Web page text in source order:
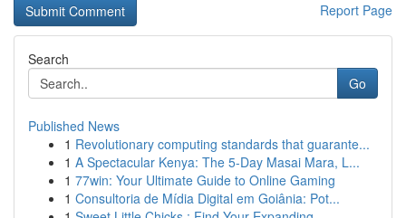
Report Page
Search
Go
Published News
1 Revolutionary computing standards that guarante...
1 A Spectacular Kenya: The 5-Day Masai Mara, L...
1 77win: Your Ultimate Guide to Online Gaming
1 Consultoria de Mídia Digital em Goiânia: Pot...